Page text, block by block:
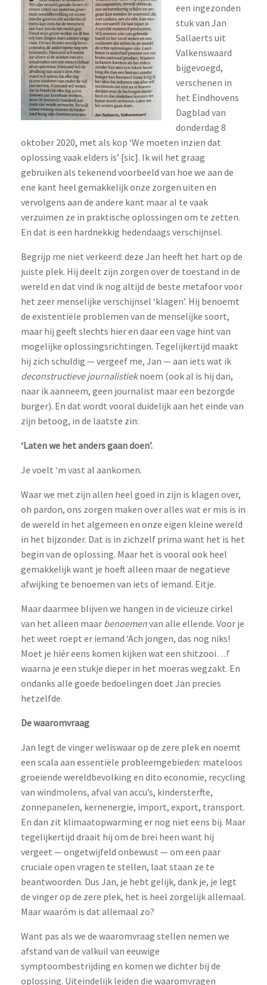
een ingezonden
stuk van Jan
Sallaerts uit
Valkenswaard
bijgevoegd,
verschenen in
het Eindhovens
Dagblad van
donderdag 8
oktober 2020, met als kop ‘We moeten inzien dat
oplossing vaak elders is’ [sic]. Ik wil het graag
gebruiken als tekenend voorbeeld van hoe we aan de
ene kant heel gemakkelijk onze zorgen uiten en
vervolgens aan de andere kant maar al te vaak
verzuimen ze in praktische oplossingen om te zetten.
En dat is een hardnekkig hedendaags verschijnsel.
Begrijp me niet verkeerd: deze Jan heeft het hart op de
juiste plek. Hij deelt zijn zorgen over de toestand in de
wereld en dat vind ik nog altijd de beste metafoor voor
het zeer menselijke verschijnsel ‘klagen’. Hij benoemt
de existentiële problemen van de menselijke soort,
maar hij geeft slechts hier en daar een vage hint van
mogelijke oplossingsrichtingen. Tegelijkertijd maakt
hij zich schuldig — vergeef me, Jan — aan iets wat ik
deconstructieve journalistieknoem (ook al is hij dan,
naar ik aanneem, geen journalist maar een bezorgde
burger). En dat wordt vooral duidelijk aan het einde van
zijn betoog, in de laatste zin:
‘Laten we het anders gaan doen’.
Je voelt ‘m vast al aankomen.
Waar we met zijn allen heel goed in zijn is klagen over,
oh pardon, ons zorgen maken over alles wat er mis is in
de wereld in het algemeen en onze eigen kleine wereld
in het bijzonder. Dat is in zichzelf prima want het is het
begin van de oplossing. Maar het is vooral ook heel
gemakkelijk want je hoeft alleen maar de negatieve
afwijking te benoemen van iets of iemand. Eitje.
Maar daarmee blijven we hangen in de vicieuze cirkel
van het alleen maar benoemenvan alle ellende. Voor je
het weet roept er iemand ‘Ach jongen, das nog niks!
Moet je hiér eens komen kijken wat een shitzooi…!’
waarna je een stukje dieper in het moeras wegzakt. En
ondanks alle goede bedoelingen doet Jan precies
hetzelfde.
De waaromvraag
Jan legt de vinger weliswaar op de zere plek en noemt
een scala aan essentiële probleemgebieden: mateloos
groeiende wereldbevolking en dito economie, recycling
van windmolens, afval van accu’s, kindersterfte,
zonnepanelen, kernenergie, import, export, transport.
En dan zit klimaatopwarming er nog niet eens bij. Maar
tegelijkertijd draait hij om de brei heen want hij
vergeet — ongetwijfeld onbewust — om een paar
cruciale open vragen te stellen, laat staan ze te
beantwoorden. Dus Jan, je hebt gelijk, dank je, je legt
de vinger op de zere plek, het is heel zorgelijk allemaal.
Maar waaróm is dat allemaal zo?
Want pas als we de waaromvraag stellen nemen we
afstand van de valkuil van eeuwige
symptoombestrijding en komen we dichter bij de
oplossing. Uiteindelijk leiden die waaromvragen